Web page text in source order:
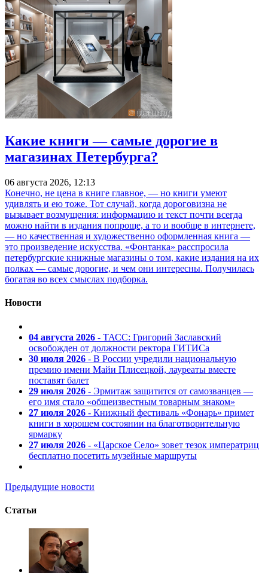
Какие книги — самые дорогие в
магазинах Петербурга?
06 августа 2026, 12:13
Конечно, не цена в книге главное, — но книги умеют
удивлять и ею тоже. Тот случай, когда дороговизна не
вызывает возмущения: информацию и текст почти всегда
можно найти в издания попроще, а то и вообще в интернете,
— но качественная и художественно оформленная книга —
это произведение искусства. «Фонтанка» расспросила
петербургские книжные магазины о том, какие издания на их
полках — самые дорогие, и чем они интересны. Получилась
богатая во всех смыслах подборка.
Новости
04 августа 2026 - ТАСС: Григорий Заславский
освобожден от должности ректора ГИТИСа
30 июля 2026 - В России учредили национальную
премию имени Майи Плисецкой, лауреаты вместе
поставят балет
29 июля 2026 - Эрмитаж защитится от самозванцев —
его имя стало «общеизвестным товарным знаком»
27 июля 2026 - Книжный фестиваль «Фонарь» примет
книги в хорошем состоянии на благотворительную
ярмарку
27 июля 2026 - «Царское Село» зовет тезок императриц
бесплатно посетить музейные маршруты
Предыдущие новости
Статьи